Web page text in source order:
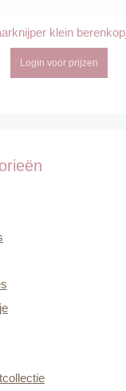
klein
Login voor prijzen